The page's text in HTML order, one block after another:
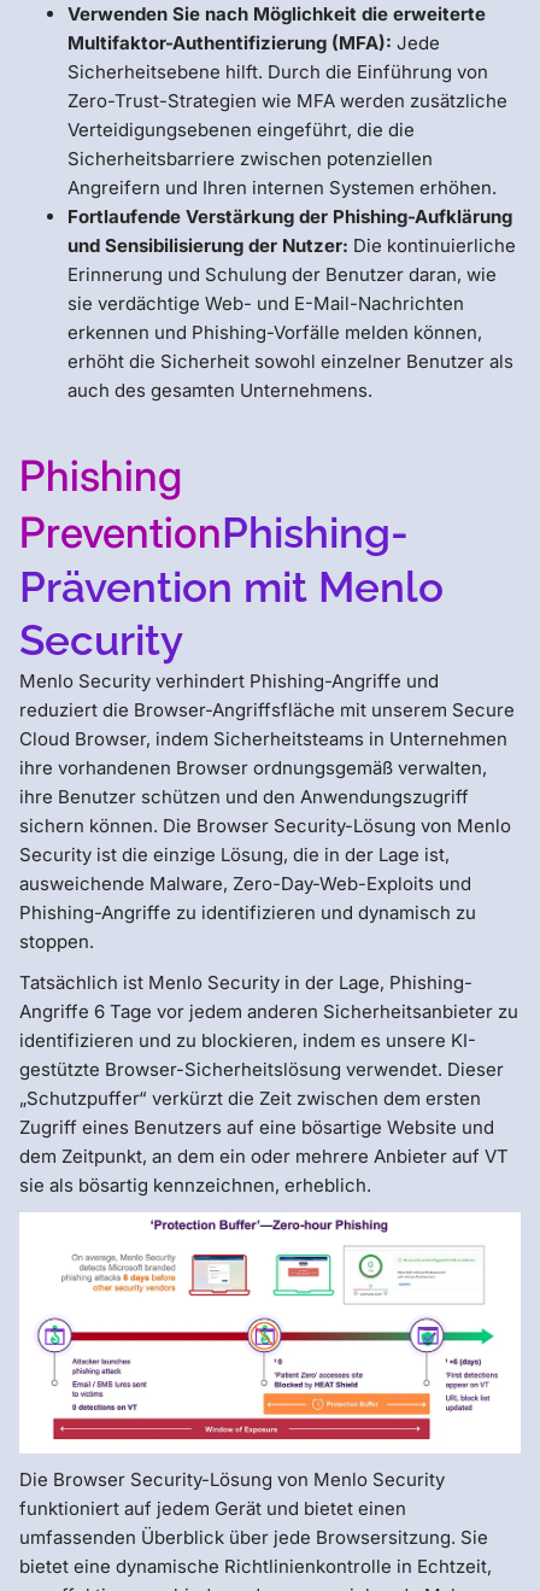
Verwenden Sie nach Möglichkeit die erweiterte
Multifaktor-Authentifizierung (MFA): Jede
Sicherheitsebene hilft. Durch die Einführung von
Zero-Trust-Strategien wie MFA werden zusätzliche
Verteidigungsebenen eingeführt, die die
Sicherheitsbarriere zwischen potenziellen
Angreifern und Ihren internen Systemen erhöhen.
Fortlaufende Verstärkung der Phishing-Aufklärung
und Sensibilisierung der Nutzer: Die kontinuierliche
Erinnerung und Schulung der Benutzer daran, wie
sie verdächtige Web- und E-Mail-Nachrichten
erkennen und Phishing-Vorfälle melden können,
erhöht die Sicherheit sowohl einzelner Benutzer als
auch des gesamten Unternehmens.
Phishing
PreventionPhishing-
Prävention mit Menlo
Security
Menlo Security verhindert Phishing-Angriffe und
reduziert die Browser-Angriffsfläche mit unserem Secure
Cloud Browser, indem Sicherheitsteams in Unternehmen
ihre vorhandenen Browser ordnungsgemäß verwalten,
ihre Benutzer schützen und den Anwendungszugriff
sichern können. Die Browser Security-Lösung von Menlo
Security ist die einzige Lösung, die in der Lage ist,
ausweichende Malware, Zero-Day-Web-Exploits und
Phishing-Angriffe zu identifizieren und dynamisch zu
stoppen.
Tatsächlich ist Menlo Security in der Lage, Phishing-
Angriffe 6 Tage vor jedem anderen Sicherheitsanbieter zu
identifizieren und zu blockieren, indem es unsere KI-
gestützte Browser-Sicherheitslösung verwendet. Dieser
„Schutzpuffer“ verkürzt die Zeit zwischen dem ersten
Zugriff eines Benutzers auf eine bösartige Website und
dem Zeitpunkt, an dem ein oder mehrere Anbieter auf VT
sie als bösartig kennzeichnen, erheblich.
Die Browser Security-Lösung von Menlo Security
funktioniert auf jedem Gerät und bietet einen
umfassenden Überblick über jede Browsersitzung. Sie
bietet eine dynamische Richtlinienkontrolle in Echtzeit,